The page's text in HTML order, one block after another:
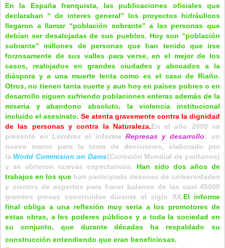
En la España franquista, las publicaciones oficiales que
declaraban “ de interes general” los proyectos hidráulicos
llegaron a llamar “población sobrante” a las personas que
debían ser desalojadas de sus pueblos. Hoy son “población
sobrante” millones de personas que han tenido que irse
forzosamente de sus valles para verse, en el mejor de los
casos, realojados en grandes ciudades y abocados a la
diáspora y a una muerte lenta como es el caso de Riaño.
Otros, no tienen tanta suerte y aun hoy en países pobres o en
desarrollo siguen sufriendo poblaciones enteras además de la
miseria y abandono absoluto, la violencia institucional
incluido el asesinato. Se atenta gravemente contra la dignidad
de las personas y contra la Naturaleza.En el año 2000 se
presentó en Londres el informe Represas y desarrollo: un
nuevo marco para la toma de decisiones, elaborado por
la World Commision on Dams(Comisión Mundial de pantanos)
y se abrieron nuevas expectativas.
Han sido dos años de
trabajos en los que han participado decenas de universidades
y cientos de expertos para hacer balance de las casi 45000
grandes presas construidas durante el siglo XX.El informe
final obliga a una reflexión muy seria a los promotores de
estas obras, a los poderes públicos y a toda la sociedad en
su conjunto, que durante décadas ha respaldado su
construcción entendiendo que eran beneficiosas.